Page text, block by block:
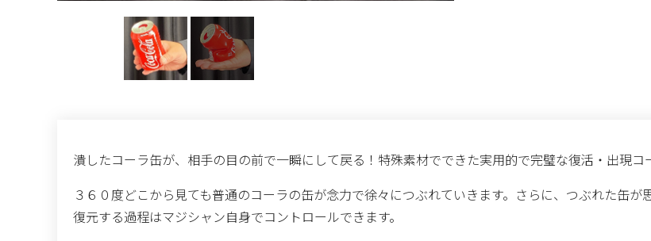
潰したコーラ缶が、相手の目の前で一瞬にして戻る！特殊素材でできた実用的で完璧な復活・出現コ
３６０度どこから見ても普通のコーラの缶が念力で徐々につぶれていきます。さらに、つぶれた缶
復元する過程はマジシャン自身でコントロールできます。